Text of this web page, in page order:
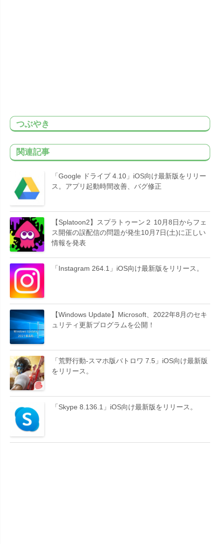
つぶやき
関連記事
「Google ドライブ 4.10」iOS向け最新版をリリー
ス。アプリ起動時間改善、バグ修正
【Splatoon2】スプラトゥーン２ 10月8日からフェ
ス開催の誤配信の問題が発生10月7日(土)に正しい
情報を発表
「Instagram 264.1」iOS向け最新版をリリース。
【Windows Update】Microsoft、2022年8月のセキ
ュリティ更新プログラムを公開！
「荒野行動-スマホ版バトロワ 7.5」iOS向け最新版
をリリース。
「Skype 8.136.1」iOS向け最新版をリリース。